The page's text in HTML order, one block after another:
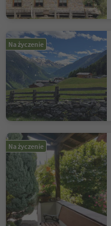
Na życzenie
Na życzenie